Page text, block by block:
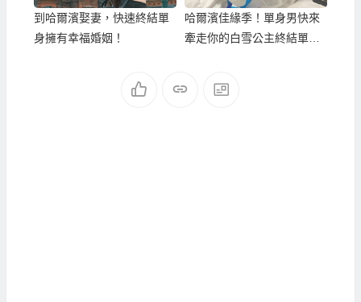
到哈爾濱娶妻，快速終結單
身擁有幸福婚姻！
哈爾濱佳緣季！單身男快來
牽走你的白雪公主終結單